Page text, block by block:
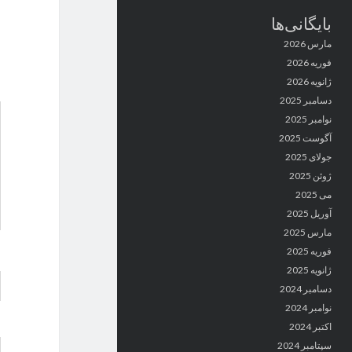
بایگانی‌ها
مارس 2026
فوریه 2026
ژانویه 2026
دسامبر 2025
نوامبر 2025
آگوست 2025
جولای 2025
ژوئن 2025
می 2025
آوریل 2025
مارس 2025
فوریه 2025
ژانویه 2025
دسامبر 2024
نوامبر 2024
اکتبر 2024
سپتامبر 2024